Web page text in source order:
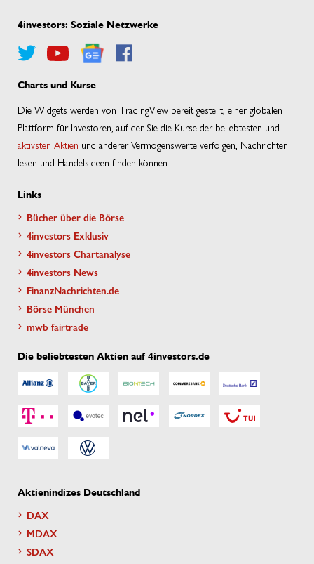
4investors: Soziale Netzwerke
Charts und Kurse
Die Widgets werden von TradingView bereit gestellt, einer globalen
Plattform für Investoren, auf der Sie die Kurse der beliebtesten und
aktivsten Aktien und anderer Vermögenswerte verfolgen, Nachrichten
lesen und Handelsideen finden können.
Links
Bücher über die Börse
4investors Exklusiv
4investors Chartanalyse
4investors News
FinanzNachrichten.de
Börse München
mwb fairtrade
Die beliebtesten Aktien auf 4investors.de
Aktienindizes Deutschland
DAX
MDAX
SDAX